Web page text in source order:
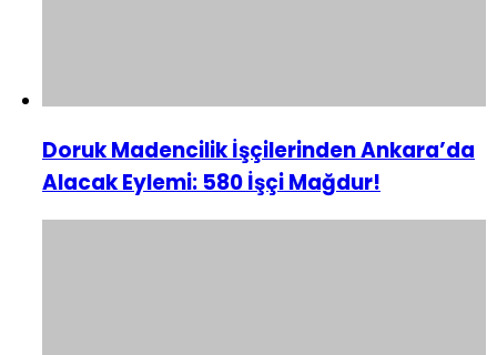
Doruk Madencilik İşçilerinden Ankara’da
Alacak Eylemi: 580 İşçi Mağdur!